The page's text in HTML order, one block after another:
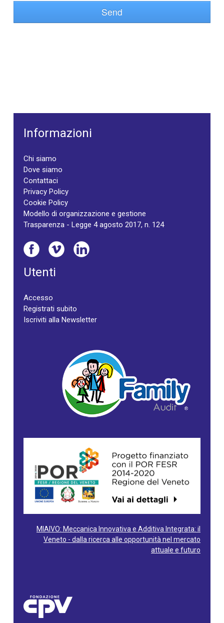
Send
Informazioni
Chi siamo
Dove siamo
Contattaci
Privacy Policy
Cookie Policy
Modello di organizzazione e gestione
Trasparenza - Legge 4 agosto 2017, n. 124
Utenti
Accesso
Registrati subito
Iscriviti alla Newsletter
MIAIVO: Meccanica Innovativa e Additiva Integrata: il
Veneto - dalla ricerca alle opportunità nel mercato
attuale e futuro